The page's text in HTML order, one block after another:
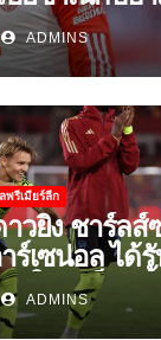
ADMINS
รีเมียร์ลีก
วยิง ชาร์ลส์
ร์เซน่อล ได้
ใหญ่เป็นครั้ง
ADMINS